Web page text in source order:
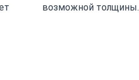
возможной толщины.